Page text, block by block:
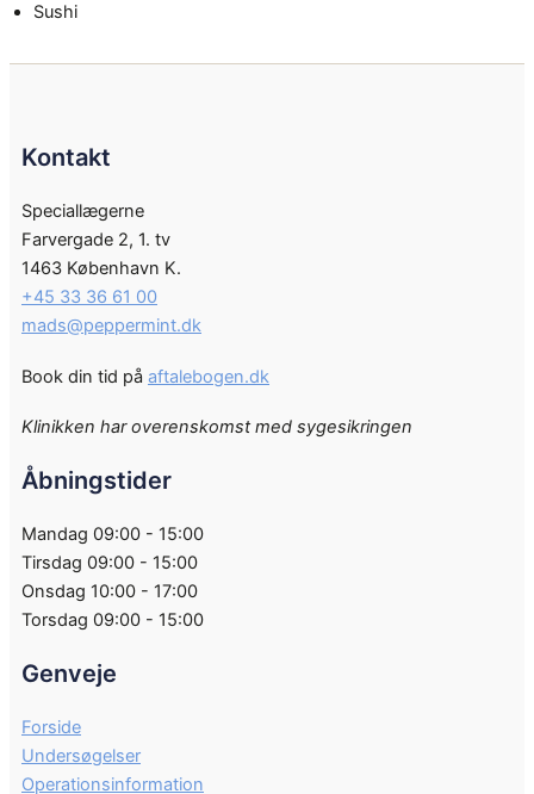
Sushi
Kontakt
Speciallægerne
Farvergade 2, 1. tv
1463 København K.
+45 33 36 61 00
mads@peppermint.dk
Book din tid på aftalebogen.dk
Klinikken har overenskomst med sygesikringen
Åbningstider
Mandag 09:00 - 15:00
Tirsdag 09:00 - 15:00
Onsdag 10:00 - 17:00
Torsdag 09:00 - 15:00
Genveje
Forside
Undersøgelser
Operationsinformation